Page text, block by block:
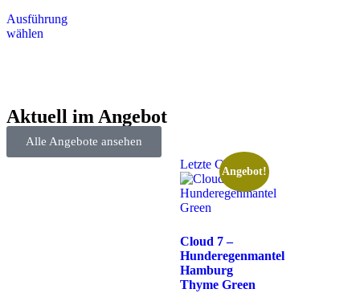
Ausführung
wählen
Aktuell im Angebot
Alle Angebote ansehen
Letzte Chance
Angebot!
Cloud 7 –
Hunderegenmantel
Hamburg
Thyme Green